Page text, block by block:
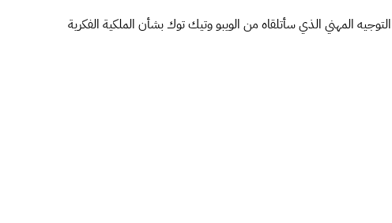
المهني الذي سأتلقاه من الويبو وتيك توك بشأن الملكية الفكرية